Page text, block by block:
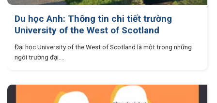
Du học Anh: Thông tin chi tiết trường
University of the West of Scotland
Đại học University of the West of Scotland là một trong những
ngôi trường đại....